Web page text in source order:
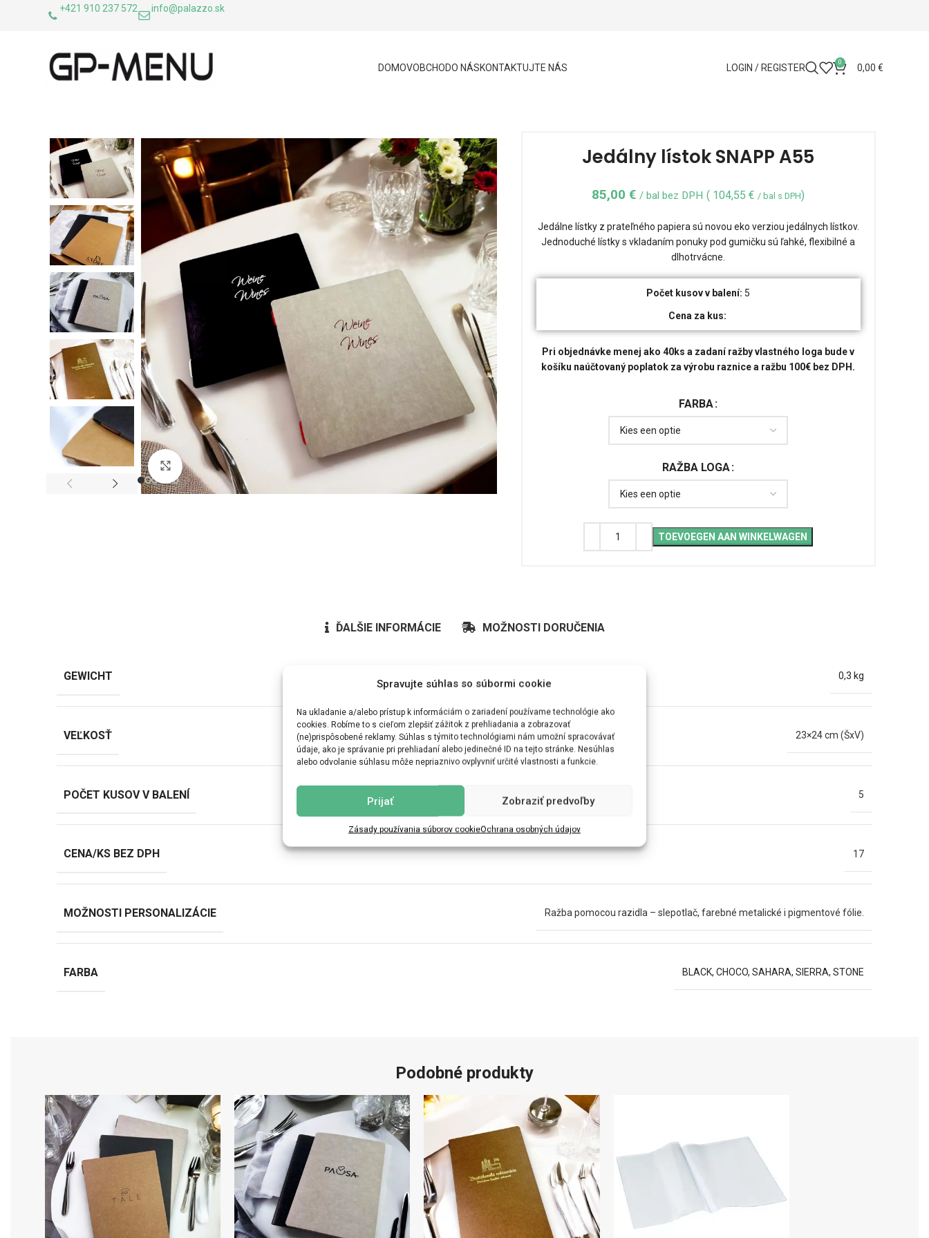
Spravujte súhlas so súbormi cookie
Na ukladanie a/alebo prístup k informáciám o zariadení používame technológie ako
cookies. Robíme to s cieľom zlepšiť zážitok z prehliadania a zobrazovať
(ne)prispôsobené reklamy. Súhlas s týmito technológiami nám umožní spracovávať
údaje, ako je správanie pri prehliadaní alebo jedinečné ID na tejto stránke. Nesúhlas
alebo odvolanie súhlasu môže nepriaznivo ovplyvniť určité vlastnosti a funkcie.
Prijať Zobraziť predvoľby
Zásady používania súborov cookieOchrana osobných údajov
+421 910 237 572 info@palazzo.sk
DOMOVOBCHODO NÁSKONTAKTUJTE NÁS LOGIN / REGISTER 0 0,00 €
Click to enlarge
Jedálny lístok SNAPP A55
85,00€ / bal bez DPH ( 104,55€ / bal s DPH)
Jedálne lístky z prateľného papiera sú novou eko verziou jedálnych lístkov.
Jednoduché lístky s vkladaním ponuky pod gumičku sú ľahké, flexibilné a
dlhotrvácne.
Počet kusov v balení: 5
Cena za kus:
Pri objednávke menej ako 40ks a zadaní ražby vlastného loga bude v
košíku naúčtovaný poplatok za výrobu raznice a ražbu 100€ bez DPH.
FARBA
RAŽBA LOGA
TOEVOEGEN AAN WINKELWAGEN
ĎALŠIE INFORMÁCIE MOŽNOSTI DORUČENIA
GEWICHT 0,3 kg
VEĽKOSŤ 23×24 cm (ŠxV)
POČET KUSOV V BALENÍ 5
CENA/KS BEZ DPH 17
MOŽNOSTI PERSONALIZÁCIE Ražba pomocou razidla – slepotlač, farebné metalické i pigmentové fólie.
FARBA BLACK, CHOCO, SAHARA, SIERRA, STONE
Podobné produkty